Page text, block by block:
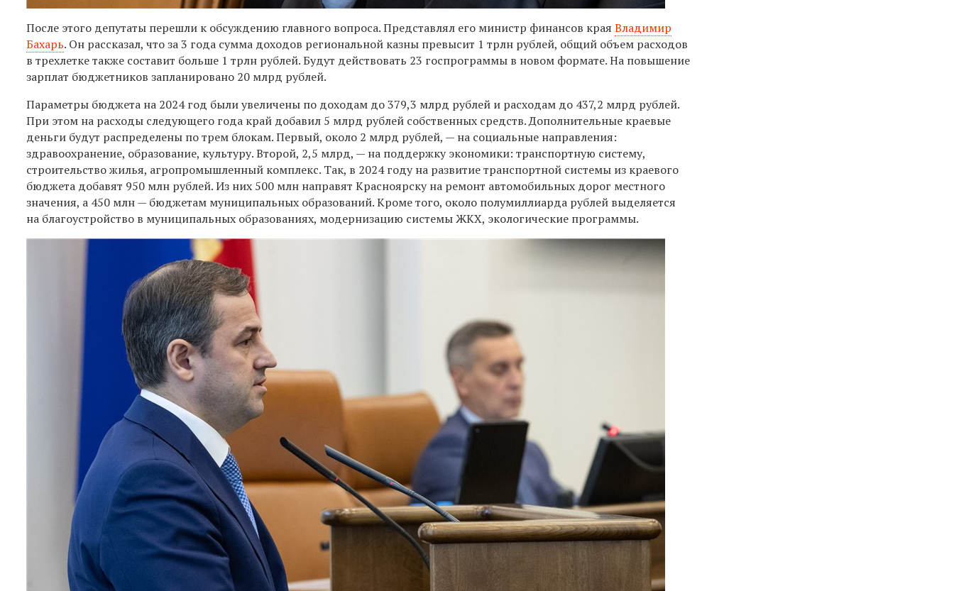
После этого депутаты перешли к обсуждению главного вопроса. Представлял его министр финансов края Владимир
Бахарь. Он рассказал, что за 3 года сумма доходов региональной казны превысит 1 трлн рублей, общий объем расходов
в трехлетке также составит больше 1 трлн рублей. Будут действовать 23 госпрограммы в новом формате. На повышение
зарплат бюджетников запланировано 20 млрд рублей.
Параметры бюджета на 2024 год были увеличены по доходам до 379,3 млрд рублей и расходам до 437,2 млрд рублей.
При этом на расходы следующего года край добавил 5 млрд рублей собственных средств. Дополнительные краевые
деньги будут распределены по трем блокам. Первый, около 2 млрд рублей, — на социальные направления:
здравоохранение, образование, культуру. Второй, 2,5 млрд, — на поддержку экономики: транспортную систему,
строительство жилья, агропромышленный комплекс. Так, в 2024 году на развитие транспортной системы из краевого
бюджета добавят 950 млн рублей. Из них 500 млн направят Красноярску на ремонт автомобильных дорог местного
значения, а 450 млн — бюджетам муниципальных образований. Кроме того, около полумиллиарда рублей выделяется
на благоустройство в муниципальных образованиях, модернизацию системы ЖКХ, экологические программы.